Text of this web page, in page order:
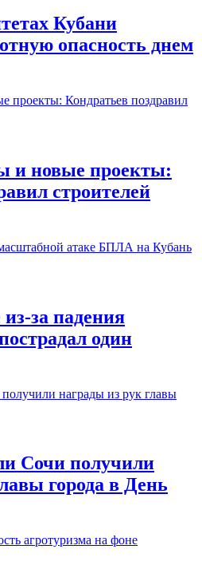
Кубани
опасность днем
и новые проекты:
строителей
за падения
один
Сочи получили
города в День